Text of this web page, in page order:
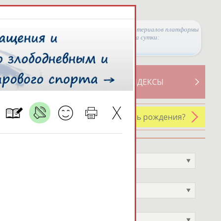
Просмотры материалов платформы
за сутки:
СВОДНЫЕ ИНДЕКСЫ
У кого сегодня день рождения?